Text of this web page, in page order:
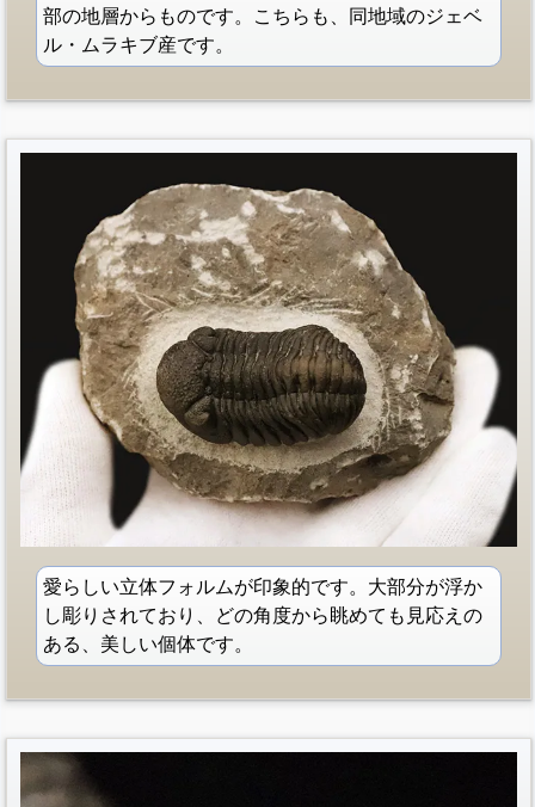
部の地層からものです。こちらも、同地域のジェベ
ル・ムラキブ産です。
愛らしい立体フォルムが印象的です。大部分が浮か
し彫りされており、どの角度から眺めても見応えの
ある、美しい個体です。